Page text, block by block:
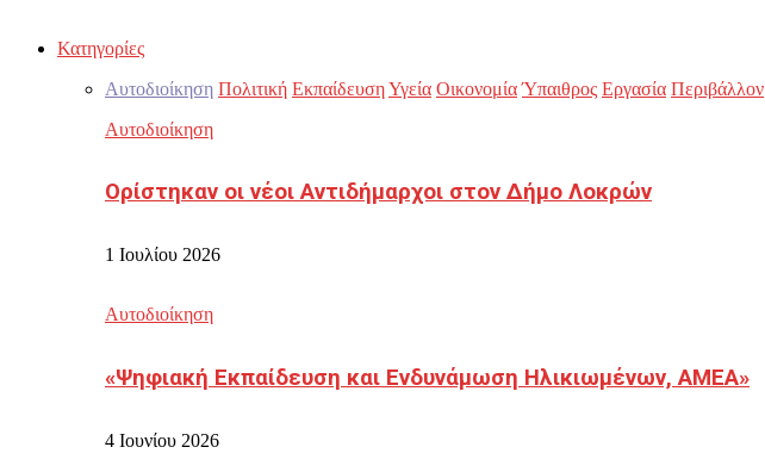
Κατηγορίες
Αυτοδιοίκηση Πολιτική ΕκπαίδευσηΥγεία Οικονομία Ύπαιθρος Εργασία Περιβάλλον
Αυτοδιοίκηση
Ορίστηκαν οι νέοι Αντιδήμαρχοι στον Δήμο Λοκρών
1 Ιουλίου 2026
Αυτοδιοίκηση
«Ψηφιακή Εκπαίδευση και Ενδυνάμωση Ηλικιωμένων, ΑΜΕΑ»
4 Ιουνίου 2026